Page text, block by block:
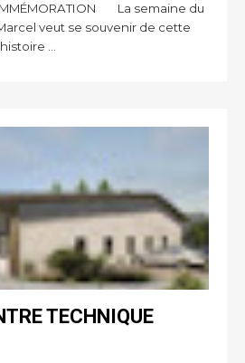
La semaine du
veut se souvenir de cette
...
TECHNIQUE